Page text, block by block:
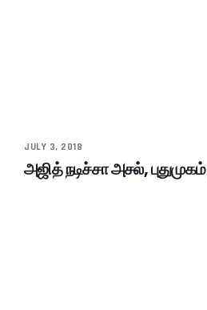
JULY 3, 2018
அஜித் நடிச்சா அசல்,